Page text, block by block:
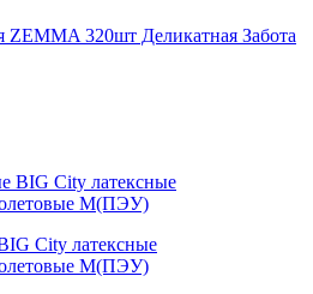
ZEMMA 320шт Деликатная Забота
City латексные
M(ПЭУ)